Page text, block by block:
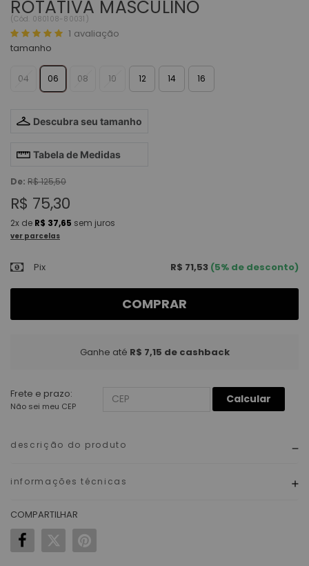
ROTATIVA MASCULINO
(Cód. 080108-80031 )
1 avaliação
tamanho
04 06 08 10 12 14 16
Descubra seu tamanho
Tabela de Medidas
De: R$ 125,50
R$ 75,30
2x de R$ 37,65 sem juros
ver parcelas
Pix R$ 71,53 (5% de desconto)
COMPRAR
Ganhe até R$ 7,15 de cashback
Frete e prazo:
Não sei meu CEP
Calcular
descrição do produto
informações técnicas
COMPARTILHAR